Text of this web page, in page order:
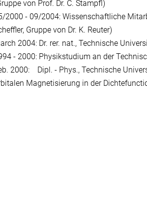
von Prof. Dr. C. Stampfl)
2000 - 09/2004: Wissenschaftliche
Gruppe von Dr. K. Reuter)
2004: Dr. rer. nat., Technische
- 2000: Physikstudium an der
2000: Dipl. - Phys., Technische
Magnetisierung in der